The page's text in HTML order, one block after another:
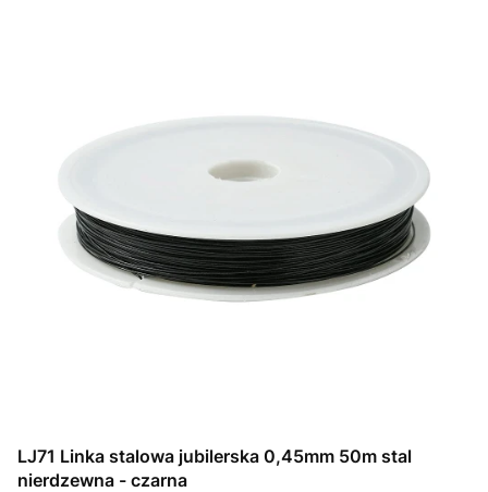
LJ71 Linka stalowa jubilerska 0,45mm 50m stal
nierdzewna - czarna